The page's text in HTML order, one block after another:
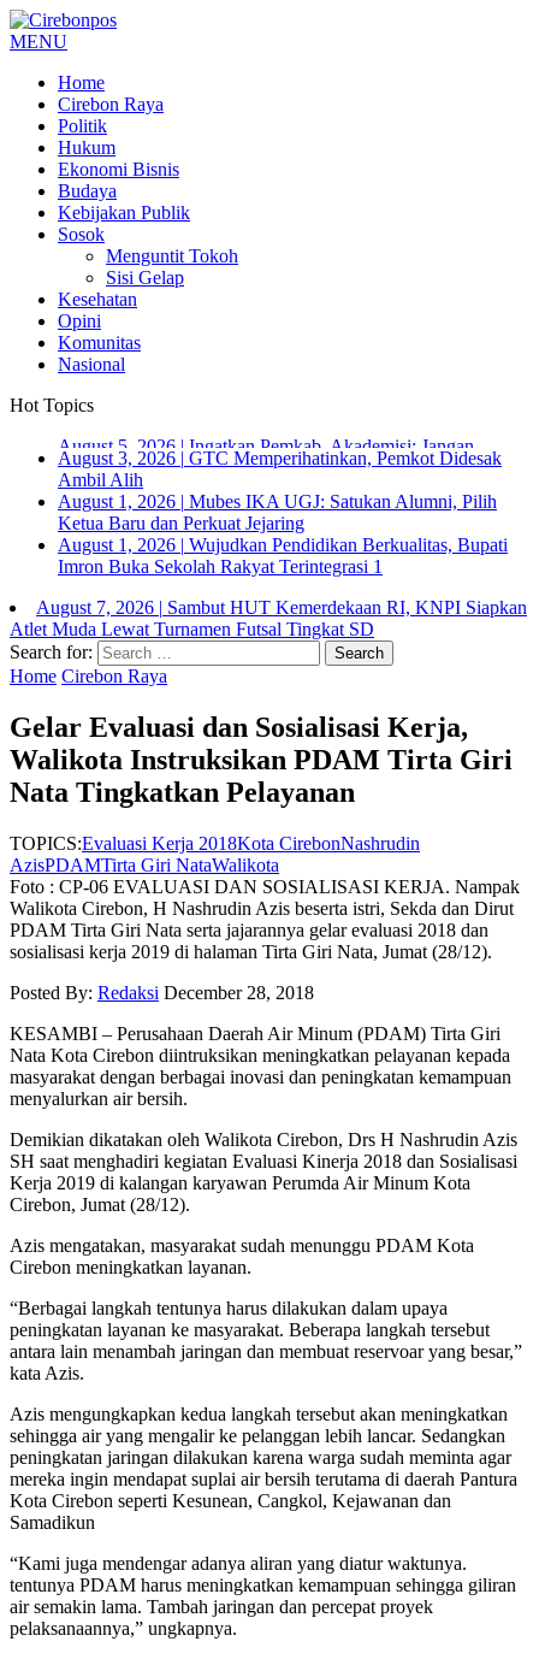
MENU
Home
Cirebon Raya
Politik
Hukum
Ekonomi Bisnis
Budaya
Kebijakan Publik
Sosok
Menguntit Tokoh
Sisi Gelap
Kesehatan
Opini
Komunitas
Nasional
Hot Topics
August 3, 2026 | GTC Memperihatinkan, Pemkot Didesak
Ambil Alih
August 1, 2026
Ketua Baru dan Perkuat Jejaring
August 1, 2026 | Wujudkan Pendidikan Berkualitas, Bupati
Imron Buka Sekolah Rakyat Terintegrasi 1
Atlet Muda Lewat Turnamen Futsal Tingkat SD
August 5, 2026 | Ingatkan Pemkab, Akademisi: Jangan Jadikan
Peningkatan PAD Sebatas Retorika Tahunan
Search for:
Gelar Evaluasi dan Sosialisasi Kerja,
Walikota Instruksikan PDAM Tirta Giri
TOPICS:Evaluasi Kerja 2018Kota Cirebon
Azis PDAMTirta Giri Nata Walikota
Foto : CP-06 EVALUASI DAN SOSIALISASI KERJA. Nampak
Walikota Cirebon, H Nashrudin Azis beserta istri, Sekda dan Dirut
PDAM Tirta Giri Nata serta jajarannya gelar evaluasi 2018 dan
sosialisasi kerja 2019 di halaman Tirta Giri Nata, Jumat (28/12).
Posted By: Redaksi
December 28, 2018
KESAMBI – Perusahaan Daerah Air Minum (PDAM) Tirta Giri
Nata Kota Cirebon diintruksikan meningkatkan pelayanan kepada
masyarakat dengan berbagai inovasi dan peningkatan kemampuan
menyalurkan air bersih.
Demikian dikatakan oleh Walikota Cirebon, Drs H Nashrudin Azis
SH saat menghadiri kegiatan Evaluasi Kinerja 2018 dan Sosialisasi
Kerja 2019 di kalangan karyawan Perumda Air Minum Kota
Cirebon, Jumat (28/12).
Azis mengatakan, masyarakat sudah menunggu PDAM Kota
Cirebon meningkatkan layanan.
“Berbagai langkah tentunya harus dilakukan dalam upaya
peningkatan layanan ke masyarakat. Beberapa langkah tersebut
antara lain menambah jaringan dan membuat reservoar yang besar,”
kata Azis.
Azis mengungkapkan kedua langkah tersebut akan meningkatkan
sehingga air yang mengalir ke pelanggan lebih lancar. Sedangkan
peningkatan jaringan dilakukan karena warga sudah meminta agar
mereka ingin mendapat suplai air bersih terutama di daerah Pantura
Kota Cirebon seperti Kesunean, Cangkol, Kejawanan dan
Samadikun
“Kami juga mendengar adanya aliran yang diatur waktunya.
tentunya PDAM harus meningkatkan kemampuan sehingga giliran
air semakin lama. Tambah jaringan dan percepat proyek